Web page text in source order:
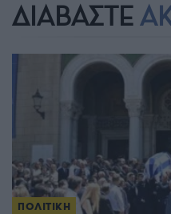
ΔΙΑΒΑΣΤΕ
ΠΟΛΙΤΙΚΗ